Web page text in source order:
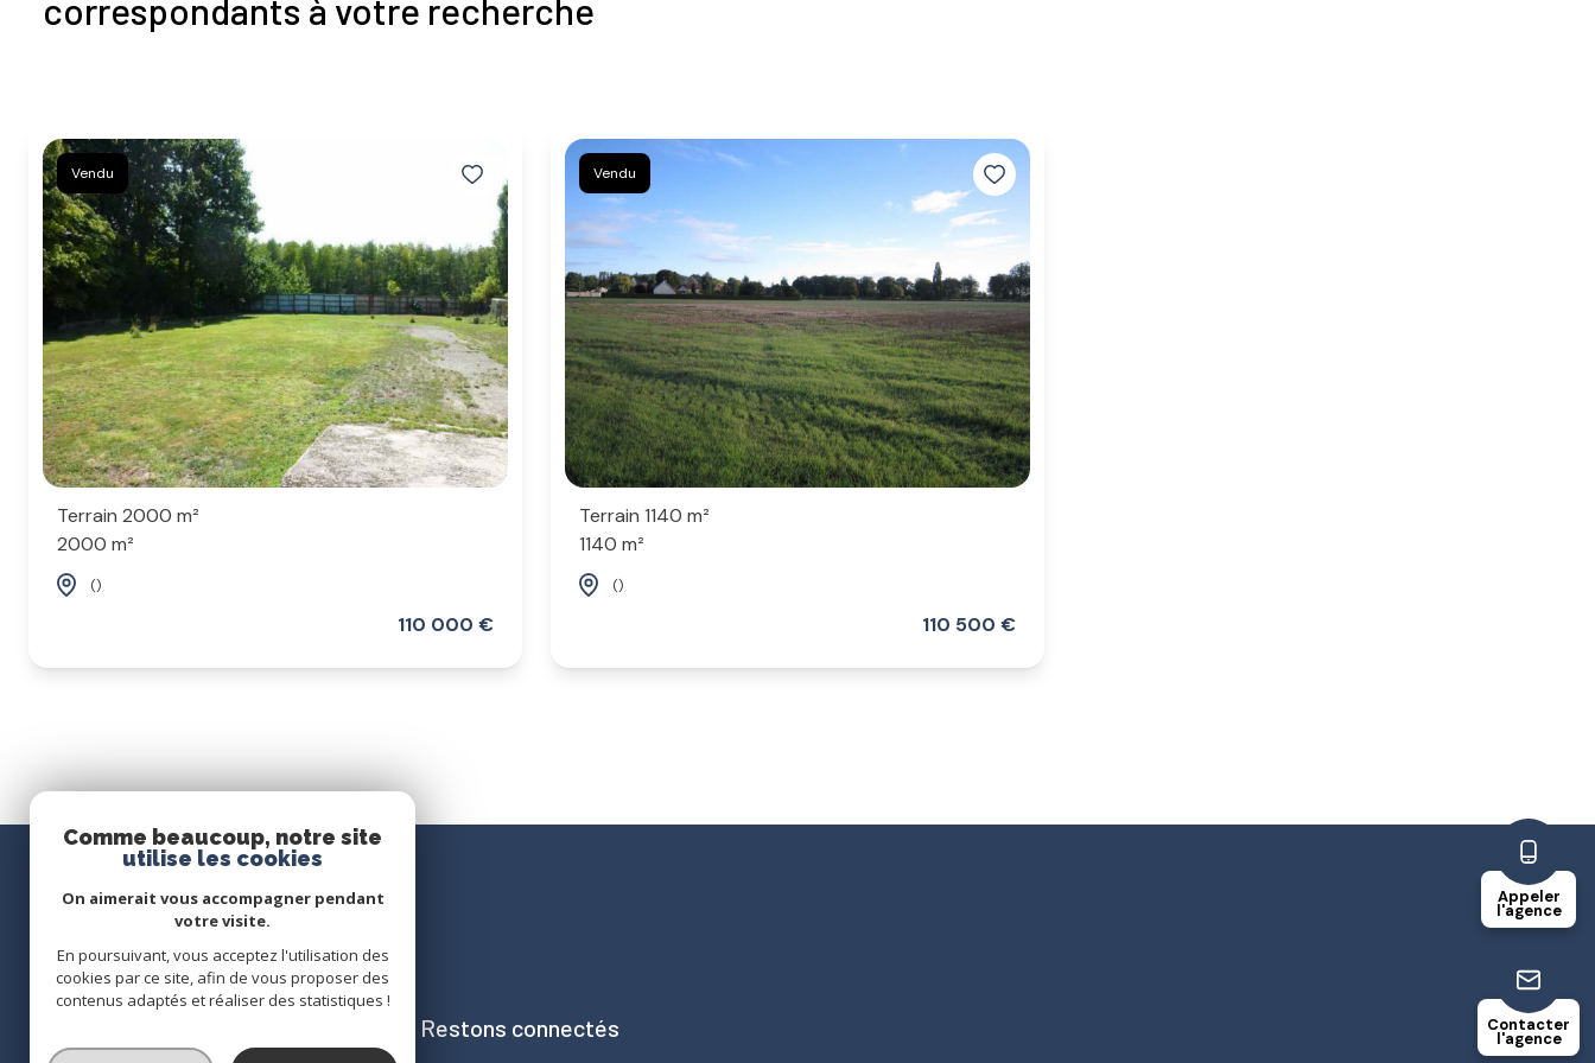
Appeler
l'agence
Contacter
l'agence
correspondants à votre recherche
Vendu
Terrain 2000 m²
2000 m²
()
110 000 €
Vendu
Terrain 1140 m²
1140 m²
()
110 500 €
Restons connectés
Comme beaucoup, notre site
utilise les cookies
On aimerait vous accompagner pendant
votre visite.
En poursuivant, vous acceptez l'utilisation des
cookies par ce site, afin de vous proposer des
contenus adaptés et réaliser des statistiques !